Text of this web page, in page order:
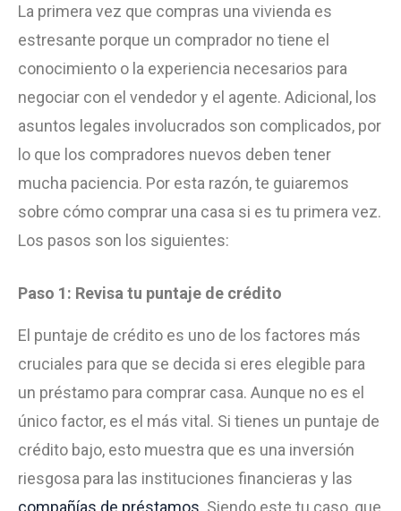
La primera vez que compras una vivienda es
estresante porque un comprador no tiene el
conocimiento o la experiencia necesarios para
negociar con el vendedor y el agente. Adicional, los
asuntos legales involucrados son complicados, por
lo que los compradores nuevos deben tener
mucha paciencia. Por esta razón, te guiaremos
sobre cómo comprar una casa si es tu primera vez.
Los pasos son los siguientes:
Paso 1: Revisa tu puntaje de crédito
El puntaje de crédito es uno de los factores más
cruciales para que se decida si eres elegible para
un préstamo para comprar casa. Aunque no es el
único factor, es el más vital. Si tienes un puntaje de
crédito bajo, esto muestra que es una inversión
riesgosa para las instituciones financieras y las
compañías de préstamos. Siendo este tu caso, que